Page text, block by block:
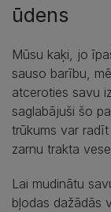
ūdens
Mūsu kaķi, jo
sauso barību,
atceroties savu
saglabājuši šo
trūkums var
zarnu trakta
Lai mudinātu
bļodas dažādās